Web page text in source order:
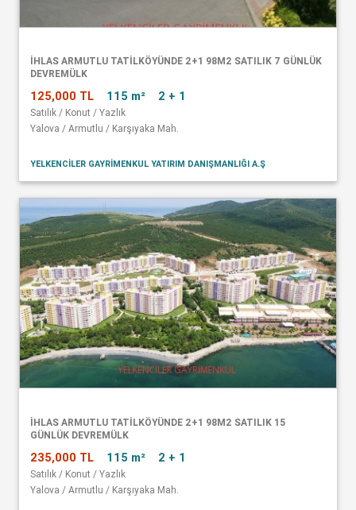
İHLAS ARMUTLU TATİLKÖYÜNDE 2+1 98M2 SATILIK 7 GÜNLÜK
DEVREMÜLK
125,000 TL 115 m² 2 + 1
Satılık / Konut / Yazlık
Yalova / Armutlu / Karşıyaka Mah.
YELKENCİLER GAYRİMENKUL YATIRIM DANIŞMANLIĞI A.Ş
İHLAS ARMUTLU TATİLKÖYÜNDE 2+1 98M2 SATILIK 15
GÜNLÜK DEVREMÜLK
235,000 TL 115 m² 2 + 1
Satılık / Konut / Yazlık
Yalova / Armutlu / Karşıyaka Mah.